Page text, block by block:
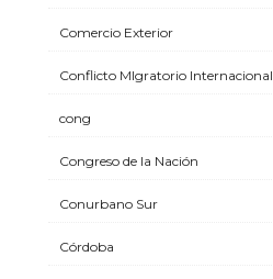
Comercio Exterior
Conflicto MIgratorio Internacional
cong
Congreso de la Nación
Conurbano Sur
Córdoba